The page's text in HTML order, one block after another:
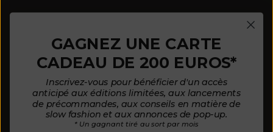
Nous contacter
À PROPOS DE L'ENVERS
À propos de nous
Notre philosophie
Nos matières
GAGNEZ UNE CARTE
CADEAU DE 200 EUROS*
Inscrivez-vous pour bénéficier d'un accès
anticipé aux éditions limitées, aux lancements
de précommandes, aux conseils en matière de
slow fashion et aux annonces de pop-up.
* Un gagnant tiré au sort par mois